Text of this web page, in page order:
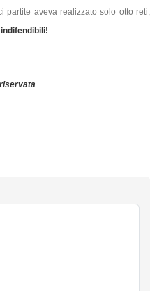
aveva realizzato solo otto reti,